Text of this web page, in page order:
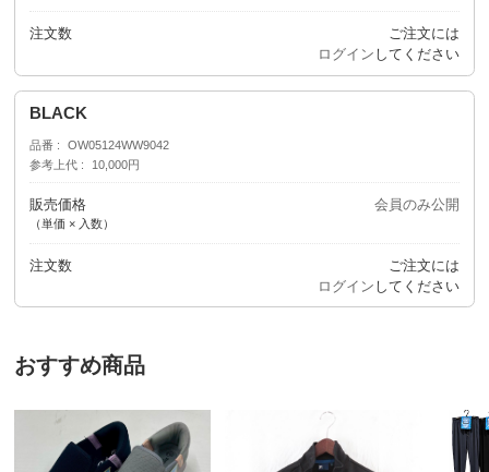
注文数
ご注文には
ログイン してください
BLACK
品番
OW05124WW9042
参考上代
10,000円
販売価格
（単価 × 入数）
会員のみ公開
注文数
ご注文には
ログイン してください
おすすめ商品